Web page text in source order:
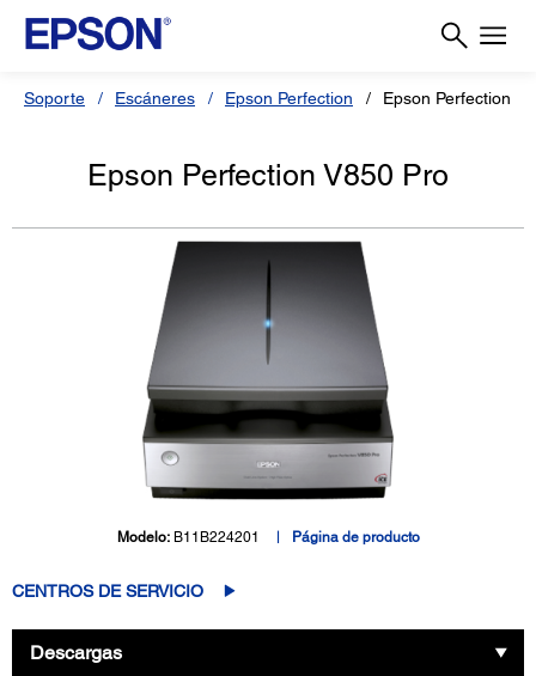
Soporte Escáneres Epson Perfection Epson Perfection
Epson Perfection V850 Pro
Modelo: B11B224201 Página de producto
CENTROS DE SERVICIO
Descargas